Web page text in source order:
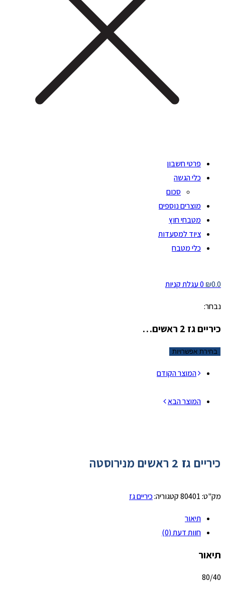
פרטי חשבון
כלי הגשה
סכום
מוצרים נוספים
מטבחי חוץ
ציוד למסעדות
כלי מטבח
₪0.0
0 עגלת קניות
נבחר:
כיריים גז 2 ראשים…
בחירת אפשרויות
המוצר הקודם
המוצר הבא
כיריים גז 2 ראשים מנירוסטה
מק"ט:80401קטגוריה:כיריים גז
תיאור
חוות דעת (0)
תיאור
80/40